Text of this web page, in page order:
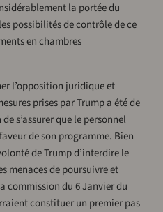
la portée du
possibilités de contrôle de ce
en chambres
l’opposition juridique et
prises par Trump a été de
s’assurer que le personnel
de son programme. Bien
de Trump d’interdire le
menaces de poursuivre et
commission du 6 Janvier du
constituer un premier pas